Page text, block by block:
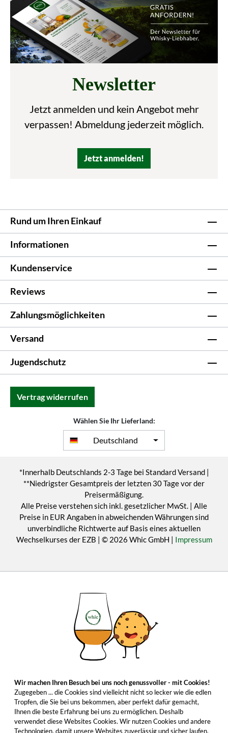
Newsletter
Jetzt anmelden und kein Angebot mehr
verpassen! Abmeldung jederzeit möglich.
Jetzt anmelden!
Rund um Ihren Einkauf
Informationen
Kundenservice
Reviews
Zahlungsmöglichkeiten
Versand
Jugendschutz
Vertrag widerrufen
Wählen Sie Ihr Lieferland:
Deutschland
*Innerhalb Deutschlands 2-3 Tage bei Standard Versand |
**Niedrigster Gesamtpreis der letzten 30 Tage vor der
Preisermäßigung.
Alle Preise verstehen sich inkl. gesetzlicher MwSt. | Alle
Preise in EUR Angaben in abweichenden Währungen sind
unverbindliche Richtwerte auf Basis eines aktuellen
Wechselkurses der EZB | © 2026 Whic GmbH | Impressum
Wir machen Ihren Besuch bei uns noch genussvoller - mit Cookies!
Zugegeben ... die Cookies sind vielleicht nicht so lecker wie die edlen
Tropfen, die Sie bei uns bekommen, aber perfekt dafür gemacht,
Ihnen die beste Erfahrung bei uns zu ermöglichen. Deshalb
verwendet diese Websites Cookies. Wir nutzen Cookies und andere
Technologien, damit unsere Websites zuverlässig und sicher laufen,